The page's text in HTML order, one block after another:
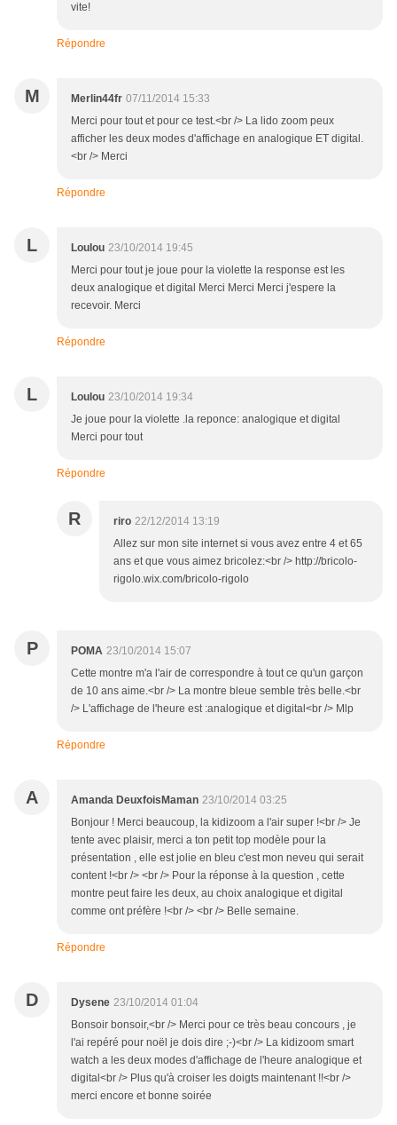
vite!
Répondre
M Merlin44fr 07/11/2014 15:33
Merci pour tout et pour ce test.<br /> La lido zoom peux
afficher les deux modes d'affichage en analogique ET digital.
<br /> Merci
Répondre
L Loulou 23/10/2014 19:45
Merci pour tout je joue pour la violette la response est les
deux analogique et digital Merci Merci Merci j'espere la
recevoir. Merci
Répondre
L Loulou 23/10/2014 19:34
Je joue pour la violette .la reponce: analogique et digital
Merci pour tout
Répondre
R riro 22/12/2014 13:19
Allez sur mon site internet si vous avez entre 4 et 65
ans et que vous aimez bricolez:<br /> http://bricolo-
rigolo.wix.com/bricolo-rigolo
P POMA 23/10/2014 15:07
Cette montre m'a l'air de correspondre à tout ce qu'un garçon
de 10 ans aime.<br /> La montre bleue semble très belle.<br
/> L'affichage de l'heure est :analogique et digital<br /> Mlp
Répondre
A Amanda DeuxfoisMaman 23/10/2014 03:25
Bonjour ! Merci beaucoup, la kidizoom a l'air super !<br /> Je
tente avec plaisir, merci a ton petit top modèle pour la
présentation , elle est jolie en bleu c'est mon neveu qui serait
content !<br /> <br /> Pour la réponse à la question , cette
montre peut faire les deux, au choix analogique et digital
comme ont préfère !<br /> <br /> Belle semaine.
Répondre
D Dysene 23/10/2014 01:04
Bonsoir bonsoir,<br /> Merci pour ce très beau concours , je
l'ai repéré pour noël je dois dire ;-)<br /> La kidizoom smart
watch a les deux modes d'affichage de l'heure analogique et
digital<br /> Plus qu'à croiser les doigts maintenant !!<br />
merci encore et bonne soirée